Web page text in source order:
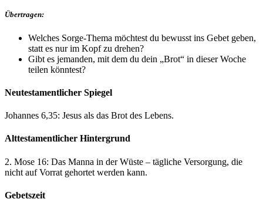
Übertragen:
Welches Sorge-Thema möchtest du bewusst ins Gebet geben,
statt es nur im Kopf zu drehen?
Gibt es jemanden, mit dem du dein „Brot“ in dieser Woche
teilen könntest?
Neutestamentlicher Spiegel
Johannes 6,35: Jesus als das Brot des Lebens.
Alttestamentlicher Hintergrund
2. Mose 16: Das Manna in der Wüste – tägliche Versorgung, die
nicht auf Vorrat gehortet werden kann.
Gebetszeit